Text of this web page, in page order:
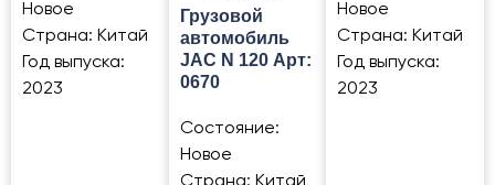
Новое
Страна: Китай
Год выпуска:
2023
Грузовой
автомобиль
JAC N 120 Арт:
0670
Состояние:
Новое
Новое
Страна: Китай
Год выпуска:
2023